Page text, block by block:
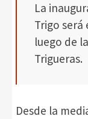
La
Trigo será
luego de
Trigueras.
Desde la